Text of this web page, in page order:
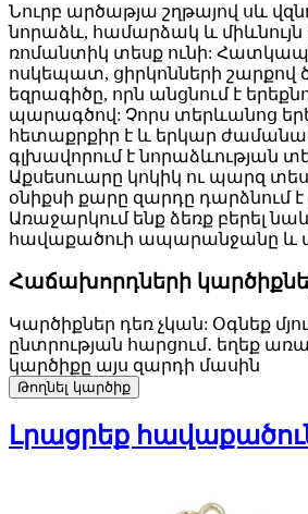
Նուրբ արծաթյա շղթայով սև
նորաձև, համարձակ և
ռոմանտիկ տեսք ունի:
ոսկեպատ, ցիրկոնների շարքով
եզրագիծը, որն անցնում է
պարագծով: Չորս տերևանոց
հետաքրքիր է և երկար ժամանակ
գլխավորում է նորաձևության
Աքսեսուարը կոկիկ ու պարզ
օնիքսի քարը զարդը դարձնում
Առաջարկում ենք ձեռք բերել նաև
հավաքածուի ապարանջանը և
Հաճախորդների
Կարծիքներ դեռ չկան: Օգնեք
ընտրության հարցում․ եղեք
կարծիքը այս զարդի մասին
Թողնել կարծիք
Լրացրեք